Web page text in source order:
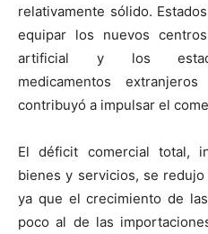
relativamente sólido.
equipar los nuevos
artificial y los
medicamentos
contribuyó a impulsar el
El déficit comercial total,
bienes y servicios, se
ya que el crecimiento de
poco al de las